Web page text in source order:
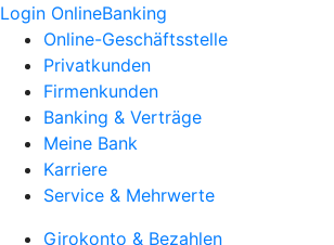
Login OnlineBanking
Online-Geschäftsstelle
Privatkunden
Firmenkunden
Banking & Verträge
Meine Bank
Karriere
Service & Mehrwerte
Girokonto & Bezahlen